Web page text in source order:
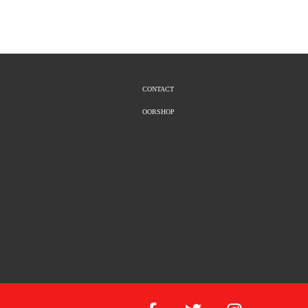
CONTACT
OORSHOP